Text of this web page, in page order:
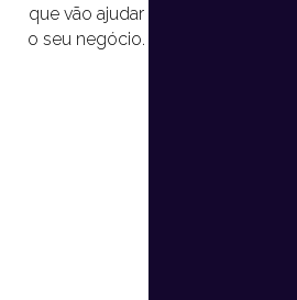
que vão ajudar
o seu negócio.